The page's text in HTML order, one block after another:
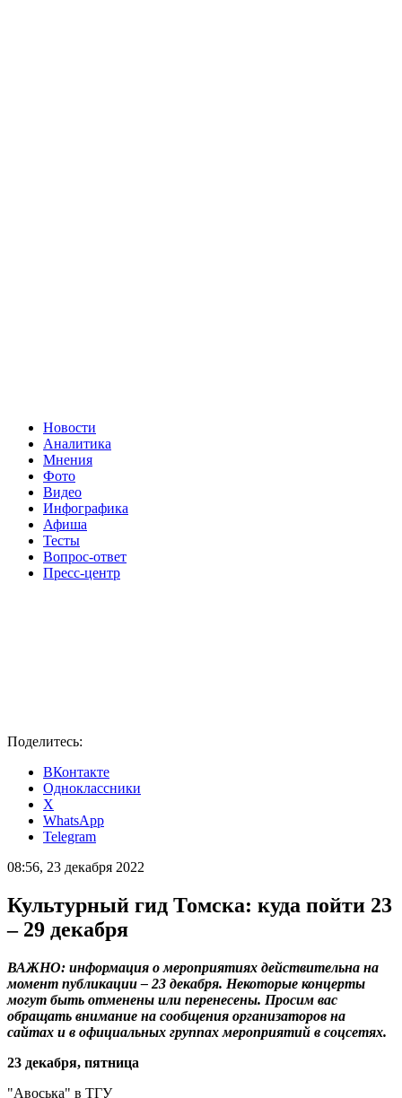
Новости
Аналитика
Мнения
Фото
Видео
Инфографика
Афиша
Тесты
Вопрос-ответ
Пресс-центр
Поделитесь:
ВКонтакте
Одноклассники
X
WhatsApp
Telegram
08:56, 23 декабря 2022
Культурный гид Томска: куда пойти 23
– 29 декабря
ВАЖНО: информация о мероприятиях действительна на
момент публикации – 23 декабря. Некоторые концерты
могут быть отменены или перенесены. Просим вас
обращать внимание на сообщения организаторов на
сайтах и в официальных группах мероприятий в соцсетях.
23 декабря, пятница
"Авоська" в ТГУ